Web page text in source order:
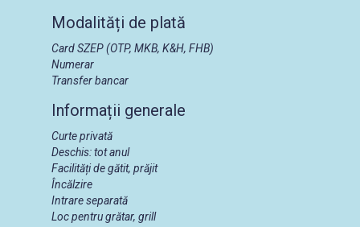
Modalități de plată
Card SZEP (OTP, MKB, K&H, FHB)
Numerar
Transfer bancar
Informații generale
Curte privată
Deschis: tot anul
Facilități de gătit, prăjit
Încălzire
Intrare separată
Loc pentru grătar, grill